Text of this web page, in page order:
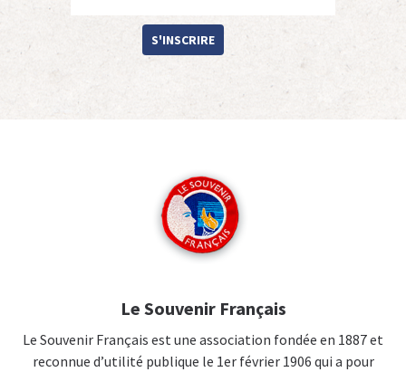
S'INSCRIRE
Le Souvenir Français
Le Souvenir Français est une association fondée en 1887 et
reconnue d’utilité publique le 1er février 1906 qui a pour